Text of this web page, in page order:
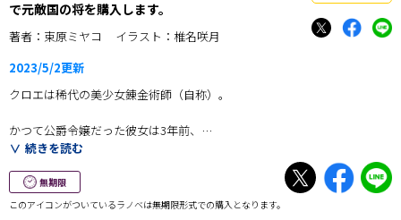
で元敵国の将を購入します。
著者：束原ミヤコ
イラスト：椎名咲月
2023/5/2更新
クロエは稀代の美少女錬金術師（自称）。
かつて公爵令嬢だった彼女は3年前、
突然婚約破棄されたうえ身分を剥奪され、
その後なりゆきで錬金術師に弟子入りし、
続きを読む
無期限
このアイコンがついているラノベは無期限形式での購入となります。